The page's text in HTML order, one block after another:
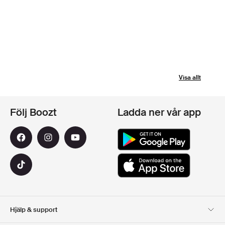
Visa allt
Hjälp & support
Följ Boozt Ladda ner vår app